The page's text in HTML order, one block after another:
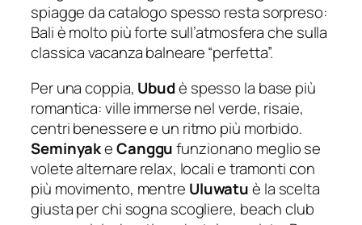
spiagge da catalogo spesso resta sorpreso:
Bali è molto più forte sull’atmosfera che sulla
classica vacanza balneare “perfetta”.
Per una coppia, Ubudè spesso la base più
romantica: ville immerse nel verde, risaie,
centri benessere e un ritmo più morbido.
SeminyakeCanggufunzionano meglio se
volete alternare relax, locali e tramonti con
più movimento, mentre Uluwatuè la scelta
giusta per chi sogna scogliere, beach club